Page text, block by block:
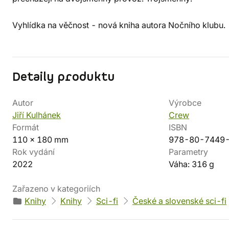
Vyhlídka na věčnost - nová kniha autora Nočního klubu.
Detaily produktu
Autor
Jiří Kulhánek
Výrobce
Crew
Formát
110 x 180 mm
ISBN
978-80-
Rok vydání
2022
Parametry
Váha: 316 g
Zařazeno v kategoriích
Knihy
Knihy Sci-fi České a slovenské sci-fi